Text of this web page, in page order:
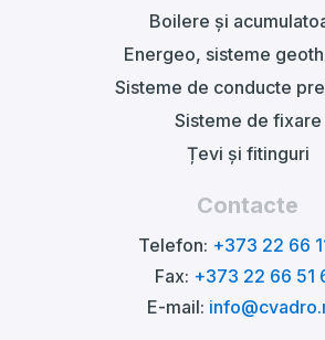
Boilere și
Energeo, sisteme
Sisteme de conducte
Sisteme de fixare
Țevi și fitinguri
Contacte
Telefon: +373 22 66
Fax: +373 22 66 51
E-mail: